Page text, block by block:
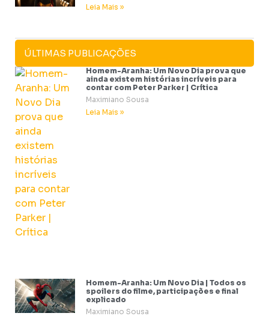
Leia Mais »
ÚLTIMAS PUBLICAÇÕES
Homem-Aranha: Um Novo Dia prova que
ainda existem histórias incríveis para
contar com Peter Parker | Crítica
Maximiano Sousa
Leia Mais »
Homem-Aranha: Um Novo Dia | Todos os
spoilers do filme, participações e final
explicado
Maximiano Sousa